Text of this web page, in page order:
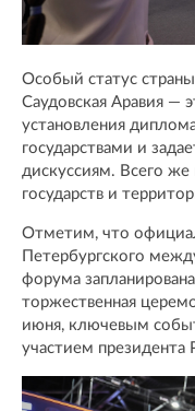
Особый статус
Саудовская Аравия —
установления
государствами и
дискуссиям. Всего
государств и
Отметим, что
Петербургского
форума
торжественная
июня, ключевым
участием